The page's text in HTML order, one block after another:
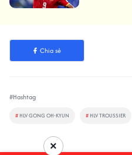
Chia sẻ
#Hashtag
# HLV GONG OH-KYUN # HLV TROUSSIER
×